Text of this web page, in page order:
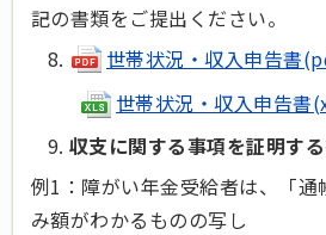
記の書類をご提出ください。
世帯状況・収入申告書
世帯状況・収入申告書
収支に関する事項を証明す
例1：障がい年金受給者は、「通
み額がわかるものの写し